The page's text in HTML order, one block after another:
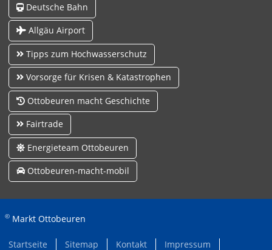
Deutsche Bahn
Allgäu Airport
Tipps zum Hochwasserschutz
Vorsorge für Krisen & Katastrophen
Ottobeuren macht Geschichte
Fairtrade
Energieteam Ottobeuren
Ottobeuren-macht-mobil
© Markt Ottobeuren
Startseite Sitemap Kontakt Impressum